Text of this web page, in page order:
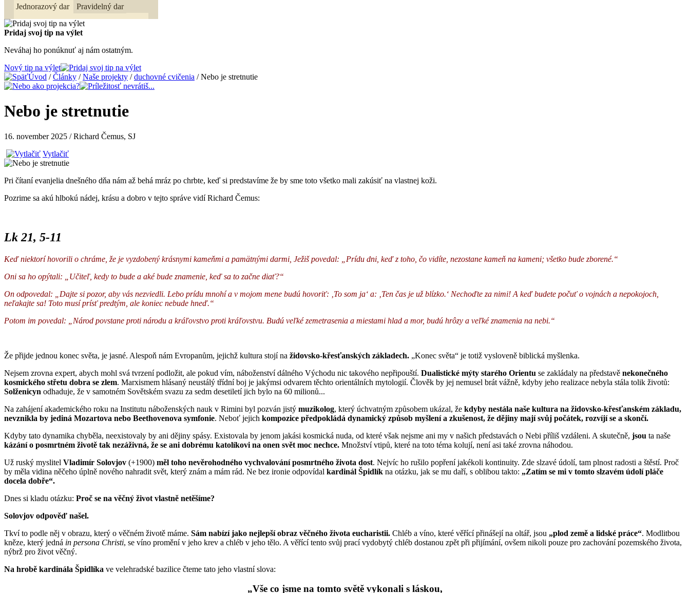
Pridaj svoj tip na výlet
Neváhaj ho ponúknuť aj nám ostatným.
Nový tip na výlet
Úvod /Články /Naše projekty /duchovné cvičenia / Nebo je stretnutie
Nebo je stretnutie
16. november 2025 / Richard Čemus, SJ
Vytlačiť
Pri čítaní evanjelia dnešného dňa nám až behá mráz po chrbte, keď si predstavíme že by sme toto všetko mali zakúsiť na vlastnej koži.
Pozrime sa akú hlbokú nádej, krásu a dobro v tejto správe vidí Richard Čemus:
Lk 21, 5-11
Keď niektorí hovorili o chráme, že je vyzdobený krásnymi kameňmi a pamätnými darmi, Ježiš povedal: „Prídu dni, keď z toho, čo vidíte, nezostane kameň na kameni; všetko bude zborené.“
Oni sa ho opýtali: „Učiteľ, kedy to bude a aké bude znamenie, keď sa to začne diať?“
On odpovedal: „Dajte si pozor, aby vás nezviedli. Lebo prídu mnohí a v mojom mene budú hovoriť: ‚To som ja‘ a: ‚Ten čas je už blízko.‘ Nechoďte za nimi! A keď budete počuť o vojnách a nepokojoch,
neľakajte sa! Toto musí prísť predtým, ale koniec nebude hneď.“
Potom im povedal: „Národ povstane proti národu a kráľovstvo proti kráľovstvu. Budú veľké zemetrasenia a miestami hlad a mor, budú hrôzy a veľké znamenia na nebi.“
Že přijde jednou konec světa, je jasné. Alespoň nám Evropanům, jejichž kultura stojí na židovsko-křesťanských základech. „Konec světa“ je totiž vysloveně biblická myšlenka.
Nejsem zrovna expert, abych mohl svá tvrzení podložit, ale pokud vím, náboženství dálného Východu nic takového nepřipouští. Dualistické mýty starého Orientu se zakládaly na představě nekonečného
kosmického střetu dobra se zlem. Marxismem hlásaný neustálý třídní boj je jakýmsi odvarem těchto orientálních mytologií. Člověk by jej nemusel brát vážně, kdyby jeho realizace nebyla stála tolik životů:
Solženicyn odhaduje, že v samotném Sovětském svazu za sedm desetiletí jich bylo na 60 milionů...
Na zahájení akademického roku na Institutu náboženských nauk v Rimini byl pozván jistý muzikolog, který úchvatným způsobem ukázal, že kdyby nestála naše kultura na židovsko-křesťanském základu,
nevznikla by jediná Mozartova nebo Beethovenova symfonie. Neboť jejich kompozice předpokládá dynamický způsob myšlení a zkušenost, že dějiny mají svůj počátek, rozvíjí se a skončí.
Kdyby tato dynamika chyběla, neexistovaly by ani dějiny spásy. Existovala by jenom jakási kosmická nuda, od které však nejsme ani my v našich představách o Nebi příliš vzdáleni. A skutečně, jsou ta naše
kázání o posmrtném životě tak nezáživná, že se ani dobrému katolíkovi na onen svět moc nechce. Množství vtipů, které na toto téma kolují, není asi také zrovna náhodou.
Už ruský myslitel Vladimír Solovjov (+1900) měl toho nevěrohodného vychvalování posmrtného života dost. Nejvíc ho rušilo popření jakékoli kontinuity. Zde slzavé údolí, tam plnost radosti a štěstí. Proč
by měla vidina něčeho úplně nového nahradit svět, který znám a mám rád. Ne bez ironie odpovídal kardinál Špidlík na otázku, jak se mu daří, s oblibou takto: „Zatím se mi v tomto slzavém údolí pláče
docela dobře“.
Dnes si kladu otázku: Proč se na věčný život vlastně netěšíme?
Solovjov odpověď našel.
Tkví to podle něj v obrazu, který o věčném životě máme. Sám nabízí jako nejlepší obraz věčného života eucharistii. Chléb a víno, které věřící přinášejí na oltář, jsou „plod země a lidské práce“. Modlitbou
kněze, který jedná in persona Christi, se víno promění v jeho krev a chléb v jeho tělo. A věřící tento svůj prací vydobytý chléb dostanou zpět při přijímání, ovšem nikoli pouze pro zachování pozemského života,
nýbrž pro život věčný.
Na hrobě kardinála Špidlíka ve velehradské bazilice čteme tato jeho vlastní slova:
„Vše co jsme na tomto světě vykonali s láskou,